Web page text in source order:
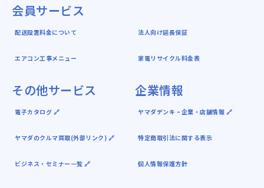
会員サービス
配送設置料金について
エアコン工事メニュー
法人向け延長保証
家電リサイクル料金表
その他サービス
電子カタログ 🔗
ヤマダのクルマ買取(外部リンク) 🔗
ビジネス・セミナー一覧 🔗
企業情報
ヤマダデンキ ｰ 企業・店舗情報 🔗
特定商取引法に関する表示
個人情報保護方針